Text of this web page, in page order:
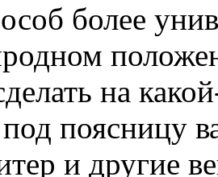
более
на
поясницу
и другие